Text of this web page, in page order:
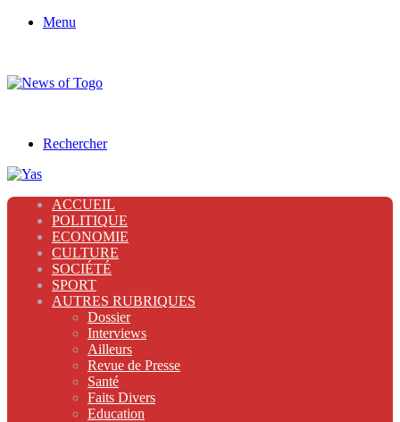
Menu
Rechercher
ACCUEIL
POLITIQUE
ECONOMIE
CULTURE
SOCIÉTÉ
SPORT
AUTRES RUBRIQUES
Dossier
Interviews
Ailleurs
Revue de Presse
Santé
Faits Divers
Education